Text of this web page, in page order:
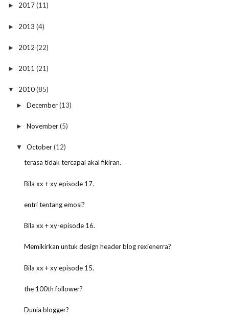
► 2017(11)
► 2013 (4)
► 2012 (22)
► 2011 (21)
▼ 2010(85)
► December(13)
► November(5)
▼ October(12)
terasa tidak tercapai akal fikiran.
Bila xx + xy episode 17.
entri tentang emosi?
Bila xx + xy-episode 16.
Memikirkan untuk design header blog rexienerra?
Bila xx + xy episode 15.
the 100th follower?
Dunia blogger?